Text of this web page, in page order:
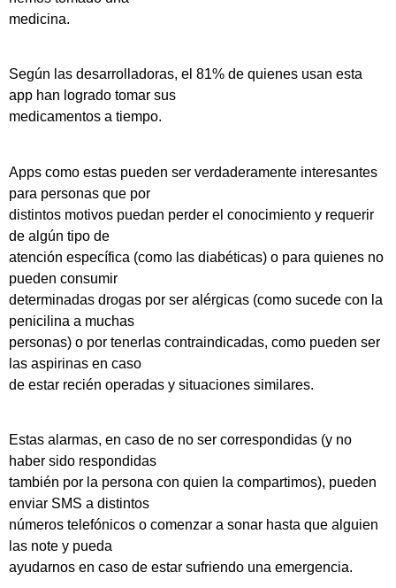
medicina.
Según las desarrolladoras, el 81% de quienes usan esta
app han logrado tomar sus
medicamentos a tiempo.
Apps como estas pueden ser verdaderamente interesantes
para personas que por
distintos motivos puedan perder el conocimiento y requerir
de algún tipo de
atención específica (como las diabéticas) o para quienes no
pueden consumir
determinadas drogas por ser alérgicas (como sucede con la
penicilina a muchas
personas) o por tenerlas contraindicadas, como pueden ser
las aspirinas en caso
de estar recién operadas y situaciones similares.
Estas alarmas, en caso de no ser correspondidas (y no
haber sido respondidas
también por la persona con quien la compartimos), pueden
enviar SMS a distintos
números telefónicos o comenzar a sonar hasta que alguien
las note y pueda
ayudarnos en caso de estar sufriendo una emergencia.